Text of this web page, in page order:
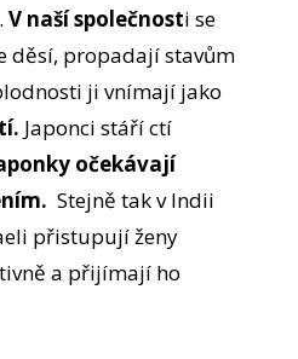
V naší společnosti se
děsí, propadají stavům
ji vnímají jako
Japonci stáří ctí
očekávají
Stejně tak v Indii
přistupují ženy
a přijímají ho